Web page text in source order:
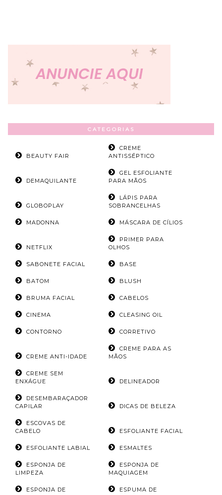
CATEGORIAS
BEAUTY FAIR
CREME
ANTISSÉPTICO
DEMAQUILANTE
GEL ESFOLIANTE
PARA MÃOS
GLOBOPLAY
LÁPIS PARA
SOBRANCELHAS
MADONNA MÁSCARA DE CÍLIOS
NETFLIX
PRIMER PARA
OLHOS
SABONETE FACIAL BASE
BATOM BLUSH
BRUMA FACIAL CABELOS
CINEMA CLEASING OIL
CONTORNO CORRETIVO
CREME ANTI-IDADE
CREME PARA AS
MÃOS
CREME SEM
ENXÁGUE
DELINEADOR
DESEMBARAÇADOR
CAPILAR
DICAS DE BELEZA
ESCOVAS DE
CABELO
ESFOLIANTE FACIAL
ESFOLIANTE LABIAL ESMALTES
ESPONJA DE
LIMPEZA
ESPONJA DE
MAQUIAGEM
ESPONJA DE
ESPUMA DE